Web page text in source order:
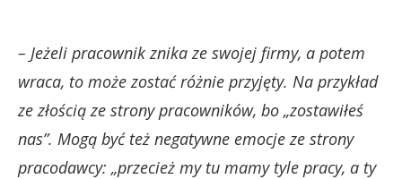
– Jeżeli pracownik znika ze swojej firmy, a potem
wraca, to może zostać różnie przyjęty. Na przykład
ze złością ze strony pracowników, bo „zostawiłeś
nas”. Mogą być też negatywne emocje ze strony
pracodawcy: „przecież my tu mamy tyle pracy, a ty